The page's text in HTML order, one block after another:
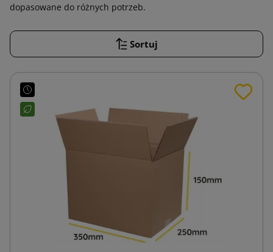
dopasowane do różnych potrzeb.
Sortuj